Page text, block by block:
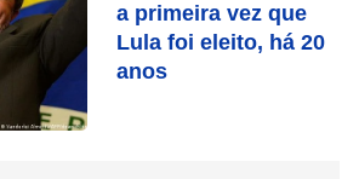
a primeira vez que
Lula foi eleito, há 20
anos